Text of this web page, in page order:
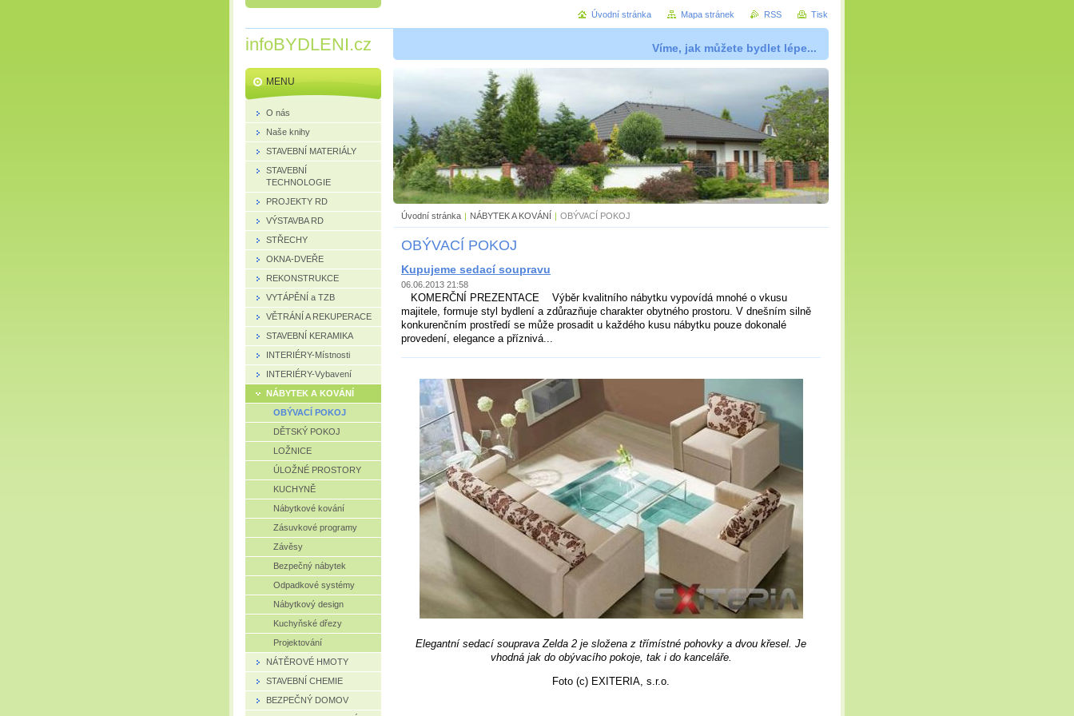
infoBYDLENI.cz Víme, jak můžete bydlet lépe...
Úvodní stránka | NÁBYTEK A KOVÁNÍ | OBÝVACÍ POKOJ
OBÝVACÍ POKOJ
Kupujeme sedací soupravu
06.06.2013 21:58
KOMERČNÍ PREZENTACE Výběr kvalitního nábytku vypovídá mnohé o vkusu
majitele, formuje styl bydlení a zdůrazňuje charakter obytného prostoru. V dnešním silně
konkurenčním prostředí se může prosadit u každého kusu nábytku pouze dokonalé
provedení, elegance a příznivá...
Elegantní sedací souprava Zelda 2 je složena z třímístné pohovky a dvou křesel. Je
vhodná jak do obývacího pokoje, tak i do kanceláře.
Foto (c) EXITERIA, s.r.o.
MENU
O nás
Naše knihy
STAVEBNÍ MATERIÁLY
STAVEBNÍ
TECHNOLOGIE
PROJEKTY RD
VÝSTAVBA RD
STŘECHY
OKNA-DVEŘE
REKONSTRUKCE
VYTÁPĚNÍ a TZB
VĚTRÁNÍ A REKUPERACE
STAVEBNÍ KERAMIKA
INTERIÉRY-Místnosti
INTERIÉRY-Vybavení
NÁBYTEK A KOVÁNÍ
OBÝVACÍ POKOJ
DĚTSKÝ POKOJ
LOŽNICE
ÚLOŽNÉ PROSTORY
KUCHYNĚ
Nábytkové kování
Zásuvkové programy
Závěsy
Bezpečný nábytek
Odpadkové systémy
Nábytkový design
Kuchyňské dřezy
Projektování
NÁTĚROVÉ HMOTY
STAVEBNÍ CHEMIE
BEZPEČNÝ DOMOV
Úvodní stránka Mapa stránek RSS Tisk